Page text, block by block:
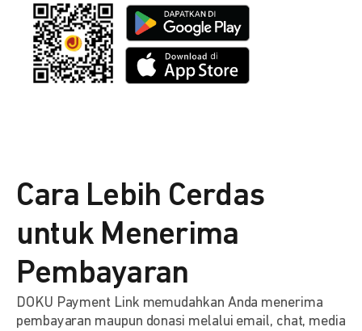
Cara Lebih Cerdas
untuk Menerima
Pembayaran
DOKU Payment Link memudahkan Anda menerima
pembayaran maupun donasi melalui email, chat, media